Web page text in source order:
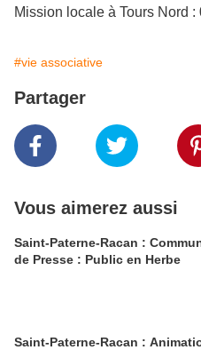
Mission locale à Tours Nord :
#vie associative
Partager
Vous aimerez aussi
Saint-Paterne-Racan :
de Presse : Public en Herbe
Saint-Paterne-Racan :